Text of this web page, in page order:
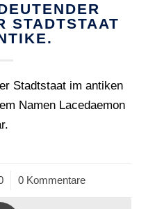
STADTSTAAT
Stadtstaat im antiken
Namen Lacedaemon
0 Kommentare